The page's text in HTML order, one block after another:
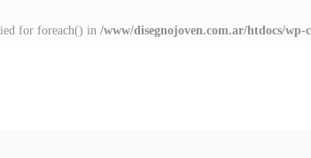
for foreach() in /www/disegnojoven.com.ar/htdocs/